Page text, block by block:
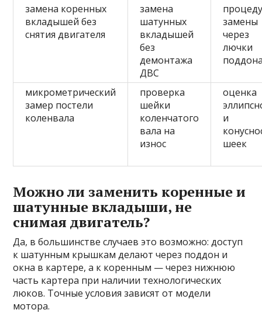
замена коренных
вкладышей без
снятия двигателя
замена
шатунных
вкладышей
без
демонтажа
ДВС
замены
через
лючки
микрометрический
замер постели
коленвала
проверка
шейки
коленчатого
вала на
износ
оценка
и
шеек
Можно ли заменить коренные и
шатунные вкладыши, не
снимая двигатель?
Да, в большинстве случаев это возможно: доступ
к шатунным крышкам делают через поддон и
окна в картере, а к коренным — через нижнюю
часть картера при наличии технологических
люков. Точные условия зависят от модели
мотора.